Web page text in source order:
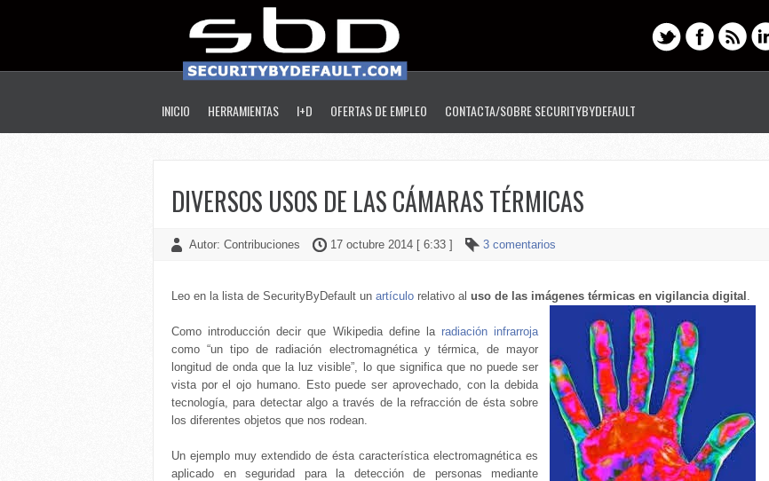
INICIO HERRAMIENTAS I+D OFERTAS DE EMPLEO CONTACTA/SOBRE SECURITYBYDEFAULT
DIVERSOS USOS DE LAS CÁMARAS TÉRMICAS
Autor: Contribuciones 17 octubre 2014 [ 6:33 ] 3 comentarios
Leo en la lista de SecurityByDefault un artículo relativo al uso de las imágenes térmicas en vigilancia digital .
Como introducción decir que Wikipedia define la radiación infrarroja
como “un tipo de radiación electromagnética y térmica, de mayor
longitud de onda que la luz visible”, lo que significa que no puede ser
vista por el ojo humano. Esto puede ser aprovechado, con la debida
tecnología, para detectar algo a través de la refracción de ésta sobre
los diferentes objetos que nos rodean.
Un ejemplo muy extendido de ésta característica electromagnética es
aplicado en seguridad para la detección de personas mediante